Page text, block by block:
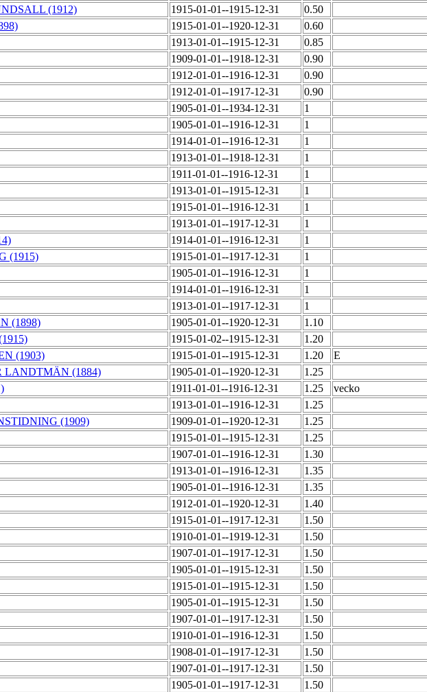
(1912) 1915-01-01--1915-12-31 0.50
1915-01-01--1920-12-31 0.60
1913-01-01--1915-12-31 0.85
1909-01-01--1918-12-31 0.90
1912-01-01--1916-12-31 0.90
1912-01-01--1917-12-31 0.90
1905-01-01--1934-12-31 1
1905-01-01--1916-12-31 1
1914-01-01--1916-12-31 1
1913-01-01--1918-12-31 1
1911-01-01--1916-12-31 1
1913-01-01--1915-12-31 1
1915-01-01--1916-12-31 1
1913-01-01--1917-12-31 1
1914-01-01--1916-12-31 1
(1915) 1915-01-01--1917-12-31 1
1905-01-01--1916-12-31 1
1914-01-01--1916-12-31 1
1913-01-01--1917-12-31 1
(1898) 1905-01-01--1920-12-31 1.10
1915-01-02--1915-12-31 1.20
(1903) 1915-01-01--1915-12-31 1.20 E
LANDTMÄN (1884) 1905-01-01--1920-12-31 1.25
1911-01-01--1916-12-31 1.25 vecko
1913-01-01--1916-12-31 1.25
(1909) 1909-01-01--1920-12-31 1.25
1915-01-01--1915-12-31 1.25
1907-01-01--1916-12-31 1.30
1913-01-01--1916-12-31 1.35
1905-01-01--1916-12-31 1.35
1912-01-01--1920-12-31 1.40
1915-01-01--1917-12-31 1.50
1910-01-01--1919-12-31 1.50
1907-01-01--1917-12-31 1.50
1905-01-01--1915-12-31 1.50
1915-01-01--1915-12-31 1.50
1905-01-01--1915-12-31 1.50
1907-01-01--1917-12-31 1.50
1910-01-01--1916-12-31 1.50
1908-01-01--1917-12-31 1.50
1907-01-01--1917-12-31 1.50
1905-01-01--1917-12-31 1.50